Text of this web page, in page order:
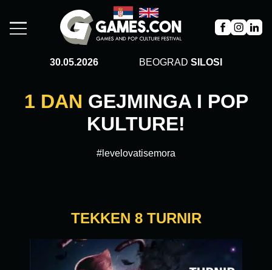
30.05.2026 BEOGRAD SILOSI
1 DAN GEJMINGA I POP
KULTURE!
#levelovatisemora
TEKKEN 8 TURNIR